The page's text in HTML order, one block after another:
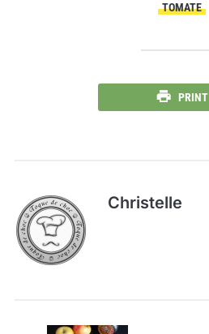
TOMATE
PRINT
Christelle